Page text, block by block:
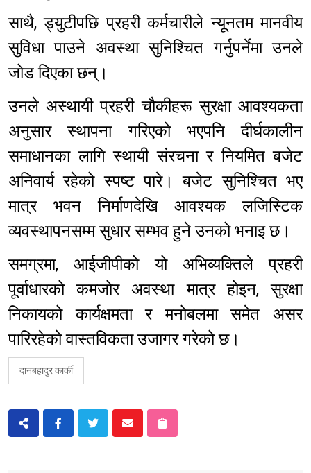
साथै, ड्युटीपछि प्रहरी कर्मचारीले न्यूनतम मानवीय
सुविधा पाउने अवस्था सुनिश्चित गर्नुपर्नेमा उनले
जोड दिएका छन्।
उनले अस्थायी प्रहरी चौकीहरू सुरक्षा आवश्यकता
अनुसार स्थापना गरिएको भएपनि दीर्घकालीन
समाधानका लागि स्थायी संरचना र नियमित बजेट
अनिवार्य रहेको स्पष्ट पारे। बजेट सुनिश्चित भए
मात्र भवन निर्माणदेखि आवश्यक लजिस्टिक
व्यवस्थापनसम्म सुधार सम्भव हुने उनको भनाइ छ।
समग्रमा, आईजीपीको यो अभिव्यक्तिले प्रहरी
पूर्वाधारको कमजोर अवस्था मात्र होइन, सुरक्षा
निकायको कार्यक्षमता र मनोबलमा समेत असर
पारिरहेको वास्तविकता उजागर गरेको छ।
दानबहादुर कार्की